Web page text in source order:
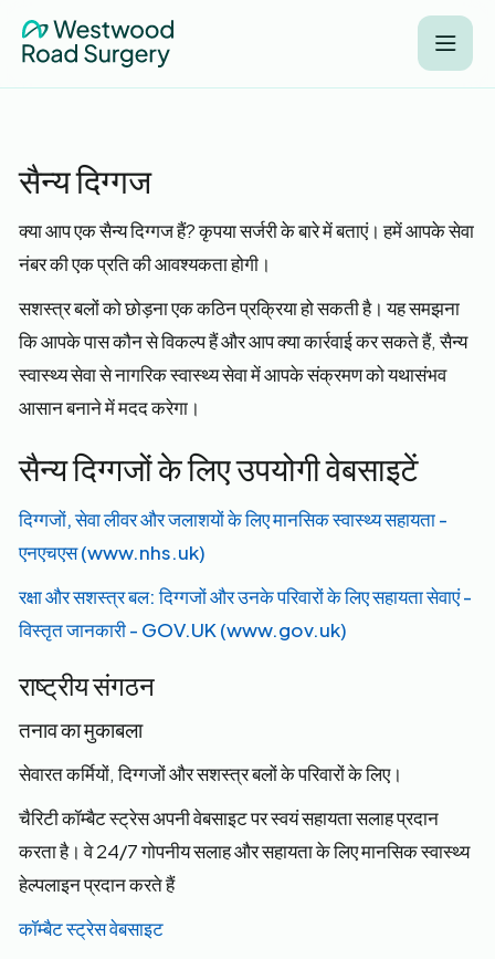
सैन्य दिग्गज
क्या आप एक सैन्य दिग्गज हैं? कृपया सर्जरी के बारे में बताएं। हमें आपके सेवा
नंबर की एक प्रति की आवश्यकता होगी।
सशस्त्र बलों को छोड़ना एक कठिन प्रक्रिया हो सकती है। यह समझना
कि आपके पास कौन से विकल्प हैं और आप क्या कार्रवाई कर सकते हैं, सैन्य
स्वास्थ्य सेवा से नागरिक स्वास्थ्य सेवा में आपके संक्रमण को यथासंभव
आसान बनाने में मदद करेगा।
सैन्य दिग्गजों के लिए उपयोगी वेबसाइटें
दिग्गजों, सेवा लीवर और जलाशयों के लिए मानसिक स्वास्थ्य सहायता -
एनएचएस (www.nhs.uk)
रक्षा और सशस्त्र बल: दिग्गजों और उनके परिवारों के लिए सहायता सेवाएं -
विस्तृत जानकारी - GOV.UK (www.gov.uk)
राष्ट्रीय संगठन
तनाव का मुकाबला
सेवारत कर्मियों, दिग्गजों और सशस्त्र बलों के परिवारों के लिए।
चैरिटी कॉम्बैट स्ट्रेस अपनी वेबसाइट पर स्वयं सहायता सलाह प्रदान
करता है। वे 24/7 गोपनीय सलाह और सहायता के लिए मानसिक स्वास्थ्य
हेल्पलाइन प्रदान करते हैं
कॉम्बैट स्ट्रेस वेबसाइट